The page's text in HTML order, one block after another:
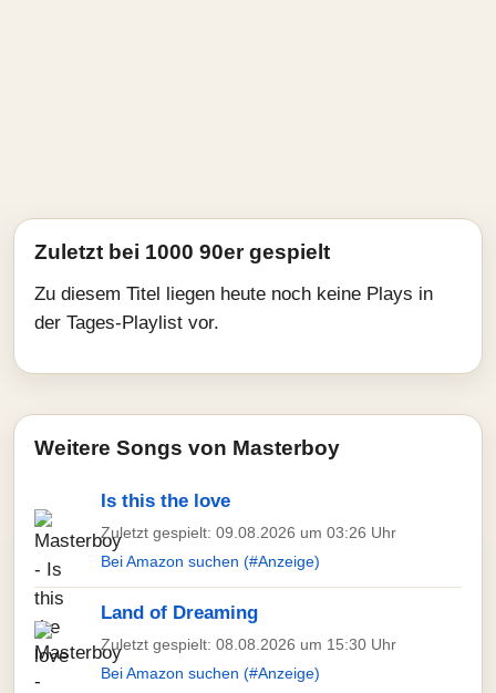
Zuletzt bei 1000 90er gespielt
Zu diesem Titel liegen heute noch keine Plays in
der Tages-Playlist vor.
Weitere Songs von Masterboy
Is this the love
Zuletzt gespielt: 09.08.2026 um 03:26 Uhr
Bei Amazon suchen (#Anzeige)
Land of Dreaming
Zuletzt gespielt: 08.08.2026 um 15:30 Uhr
Bei Amazon suchen (#Anzeige)